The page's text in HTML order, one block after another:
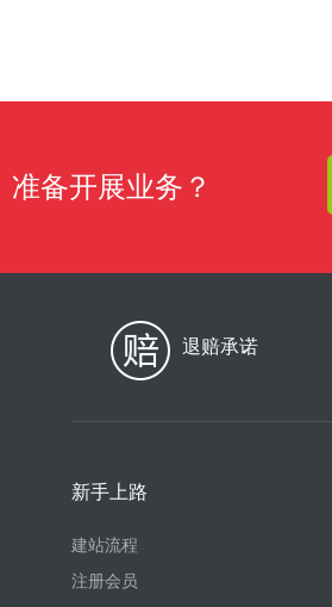
准备开展业务？
退赔承诺
新手上路
建站流程
注册会员